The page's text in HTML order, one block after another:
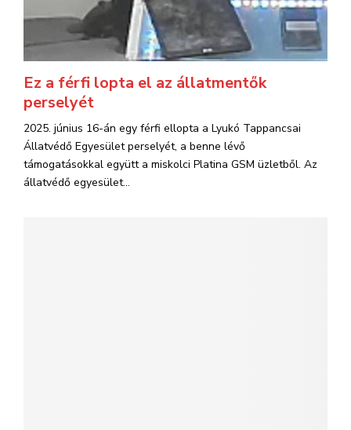
Ez a férfi lopta el az állatmentők
perselyét
2025. június 16-án egy férfi ellopta a Lyukó Tappancsai
Állatvédő Egyesület perselyét, a benne lévő
támogatásokkal együtt a miskolci Platina GSM üzletből. Az
állatvédő egyesület...